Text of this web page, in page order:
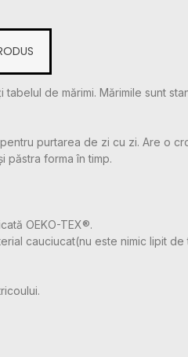
de mărimi. Mărimile sunt
purtarea de zi cu zi. Are o
păstra forma în timp.
OEKO-TEX®.
cauciucat(nu este nimic lipit